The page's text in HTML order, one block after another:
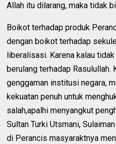
Allah itu dilarang, maka tidak
Boikot terhadap produk
dengan boikot terhadap
liberalisasi. Karena kalau
berulang terhadap Rasulullah.
genggaman institusi negara,
kekuatan penuh untuk
salah,apalhi menyangkut
Sultan Turki Utsmani,
di Perancis masyaraktnya